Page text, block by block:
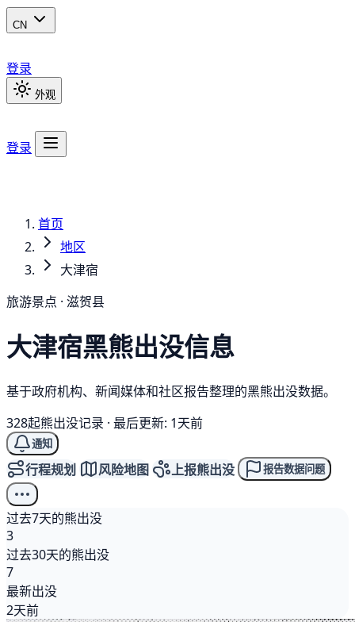
CN
登录
外观
登录
首页
地区
大津宿
旅游景点 · 滋贺县
大津宿黑熊出没信息
基于政府机构、新闻媒体和社区报告整理的黑熊出没数据。
328起熊出没记录 · 最后更新: 1天前
通知
行程规划 风险地图 上报熊出没 报告数据问题
过去7天的熊出没
3
过去30天的熊出没
7
最新出没
2天前